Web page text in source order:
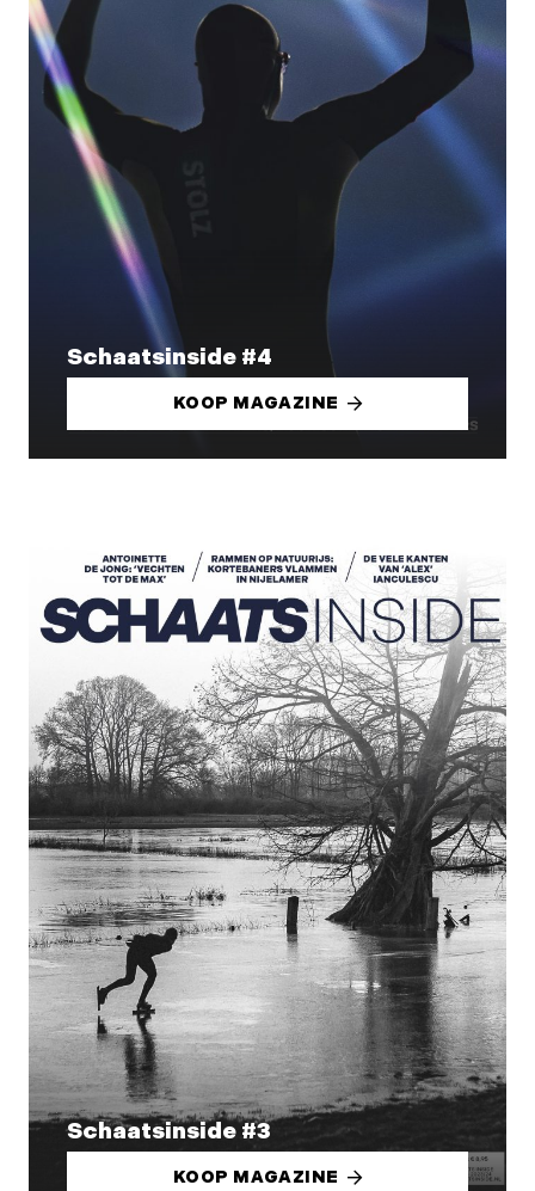
Schaatsinside #4
KOOP MAGAZINE
Schaatsinside #3
KOOP MAGAZINE